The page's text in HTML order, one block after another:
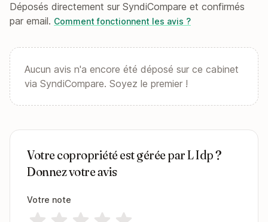
Déposés directement sur SyndiCompare et confirmés
par email. Comment fonctionnent les avis ?
Aucun avis n'a encore été déposé sur ce cabinet
via SyndiCompare. Soyez le premier !
Votre copropriété est gérée par L Idp ?
Donnez votre avis
Votre note